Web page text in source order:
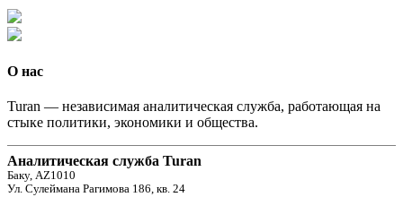
О нас
Turan — независимая аналитическая служба, работающая на
стыке политики, экономики и общества.
Аналитическая служба Turan
Баку, AZ1010
Ул. Сулеймана Рагимова 186, кв. 24